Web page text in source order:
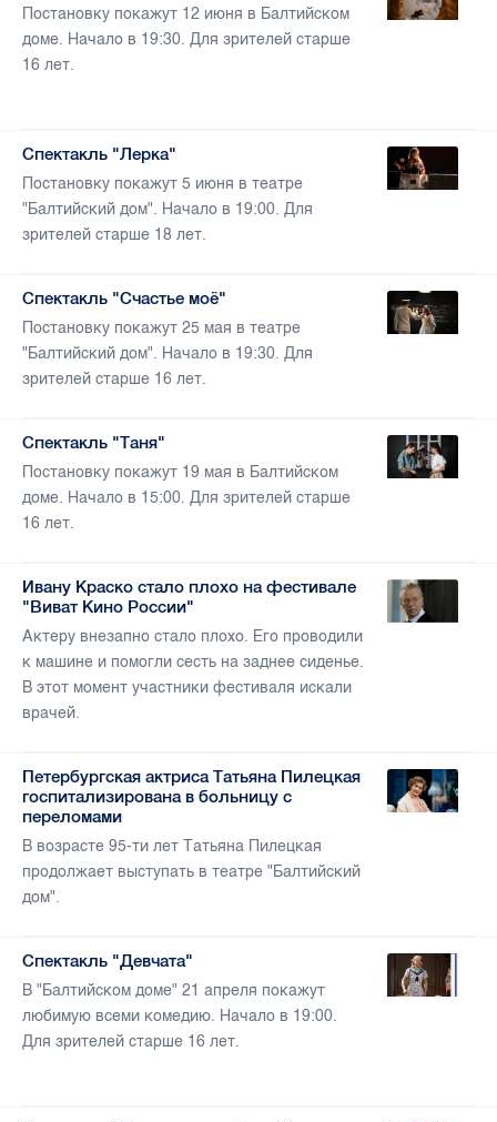
Постановку покажут 12 июня в Балтийском
доме. Начало в 19:30. Для зрителей старше
16 лет.
Спектакль "Лерка"
Постановку покажут 5 июня в театре
"Балтийский дом". Начало в 19:00. Для
зрителей старше 18 лет.
Спектакль "Счастье моё"
Постановку покажут 25 мая в театре
"Балтийский дом". Начало в 19:30. Для
зрителей старше 16 лет.
Спектакль "Таня"
Постановку покажут 19 мая в Балтийском
доме. Начало в 15:00. Для зрителей старше
16 лет.
Ивану Краско стало плохо на фестивале
"Виват Кино России"
Актеру внезапно стало плохо. Его проводили
к машине и помогли сесть на заднее сиденье.
В этот момент участники фестиваля искали
врачей.
Петербургская актриса Татьяна Пилецкая
госпитализирована в больницу с
переломами
В возрасте 95-ти лет Татьяна Пилецкая
продолжает выступать в театре "Балтийский
дом".
Спектакль "Девчата"
В "Балтийском доме" 21 апреля покажут
любимую всеми комедию. Начало в 19:00.
Для зрителей старше 16 лет.